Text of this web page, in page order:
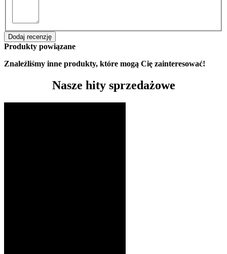
Dodaj recenzję
Produkty powiązane
Znaleźliśmy inne produkty, które mogą Cię zainteresować!
Nasze hity sprzedażowe